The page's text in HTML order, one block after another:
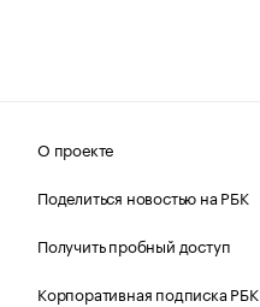
О проекте
Поделиться новостью на РБК
Получить пробный доступ
Корпоративная подписка РБК